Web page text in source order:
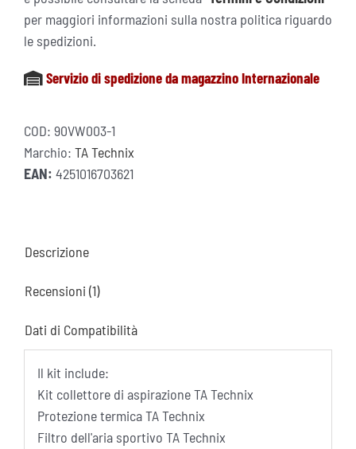
Seat
Skoda
1.8
per maggiori informazioni sulla nostra politica riguardo
le spedizioni.
Servizio di spedizione da magazzino Internazionale
COD: 90VW003-1
Marchio: TA Technix
EAN: 4251016703621
Descrizione
Recensioni (1)
Dati di Compatibilità
Il kit include:
Kit collettore di aspirazione TA Technix
Protezione termica TA Technix
Filtro dell'aria sportivo TA Technix